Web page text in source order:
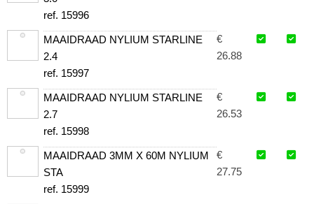
ref. 15996
MAAIDRAAD NYLIUM STARLINE
2.4
ref. 15997
€
26.88
MAAIDRAAD NYLIUM STARLINE
2.7
ref. 15998
€
26.53
MAAIDRAAD 3MM X 60M NYLIUM
STA
ref. 15999
€
27.75